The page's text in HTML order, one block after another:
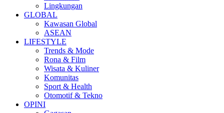
Lingkungan
GLOBAL
Kawasan Global
ASEAN
LIFESTYLE
Trends & Mode
Rona & Film
Wisata & Kuliner
Komunitas
Sport & Health
Otomotif & Tekno
OPINI